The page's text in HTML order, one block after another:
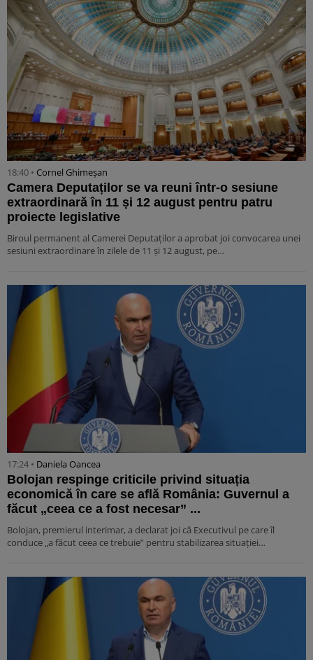
18:40 • Cornel Ghimeșan
Camera Deputaților se va reuni într-o sesiune
extraordinară în 11 și 12 august pentru patru
proiecte legislative
Biroul permanent al Camerei Deputaților a aprobat joi convocarea unei
sesiuni extraordinare în zilele de 11 și 12 august, pe…
17:24 • Daniela Oancea
Bolojan respinge criticile privind situația
economică în care se află România: Guvernul a
făcut „ceea ce a fost necesar” ...
Bolojan, premierul interimar, a declarat joi că Executivul pe care îl
conduce „a făcut ceea ce trebuie” pentru stabilizarea situației…